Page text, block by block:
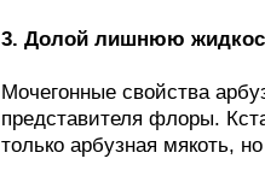
3. Долой лишнюю
Мочегонные свойства
представителя флоры.
только арбузная мякоть,